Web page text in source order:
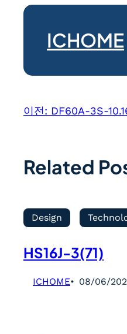
ICHOME
이전: DF60A-3S-
Related
Design
HS16J-3(71)
ICHOME 08/06/